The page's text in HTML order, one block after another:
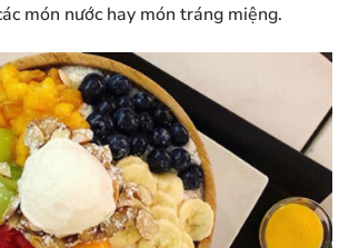
món nước hay món tráng miệng.